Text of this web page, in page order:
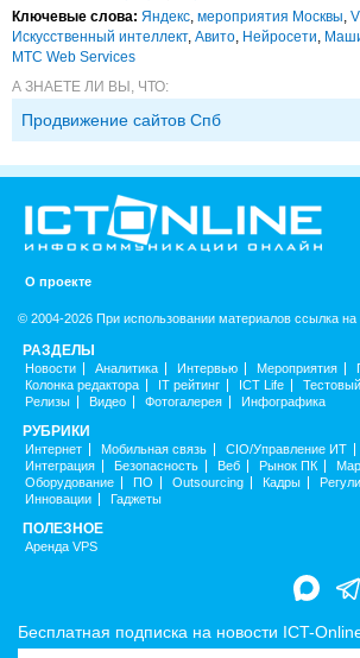
Ключевые слова: Яндекс, мероприятия Москвы,
Искусственный интеллект, Авито, Нейросети,
МТС Web Services
А ЗНАЕТЕ ЛИ ВЫ, ЧТО:
Продвижение сайтов Спб
О проекте
© 2004-2026 При использовании материалов ссылка на
РАЗДЕЛЫ
Новости Аналитика Интервью Мероприятия
Колонка редактора
IT рейтинг ICT Life
Релизы
Видео Фотогалерея Инфографика
РУБРИКИ
Интернет Мобильная связь CIO/Управление ИТ
Интеграция
Безопасность Веб Рынок ПК
Оборудование
ПО Outsourcing Кадры
Инновации
Гаджеты
ПОЛЕЗНОЕ
Аренда VPS
Бесплатная подписка на новости ICT-